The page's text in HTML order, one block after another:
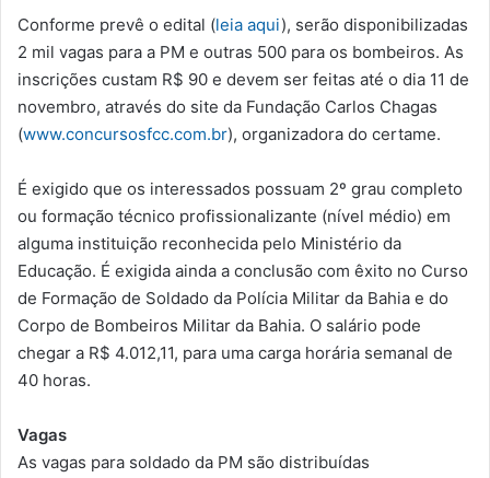
Conforme prevê o edital (leia aqui), serão disponibilizadas
2 mil vagas para a PM e outras 500 para os bombeiros. As
inscrições custam R$ 90 e devem ser feitas até o dia 11 de
novembro, através do site da Fundação Carlos Chagas
(www.concursosfcc.com.br), organizadora do certame.
É exigido que os interessados possuam 2º grau completo
ou formação técnico profissionalizante (nível médio) em
alguma instituição reconhecida pelo Ministério da
Educação. É exigida ainda a conclusão com êxito no Curso
de Formação de Soldado da Polícia Militar da Bahia e do
Corpo de Bombeiros Militar da Bahia. O salário pode
chegar a R$ 4.012,11, para uma carga horária semanal de
40 horas.
Vagas
As vagas para soldado da PM são distribuídas